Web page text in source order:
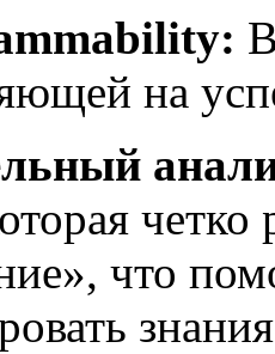
на
четко
что